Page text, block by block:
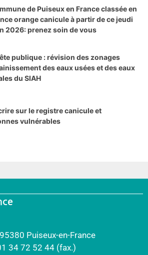
de Puiseux en France classée en
orange canicule à partir de ce jeudi
2026: prenez soin de vous
publique : révision des zonages
des eaux usées et des eaux
du SIAH
sur le registre canicule et
vulnérables
Puiseux-en-France
34 72 52 44 (fax.)